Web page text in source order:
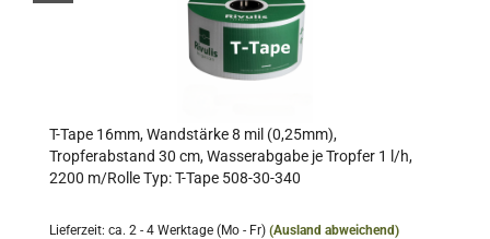
T-Tape 16mm, Wandstärke 8 mil (0,25mm),
Tropferabstand 30 cm, Wasserabgabe je Tropfer 1 l/h,
2200 m/Rolle Typ: T-Tape 508-30-340
Lieferzeit: ca. 2 - 4 Werktage (Mo - Fr) (Ausland abweichend)